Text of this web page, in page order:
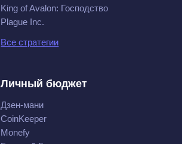
King of Avalon: Господство
Plague Inc.
Все стратегии
Личный бюджет
Дзен-мани
CoinKeeper
Monefy